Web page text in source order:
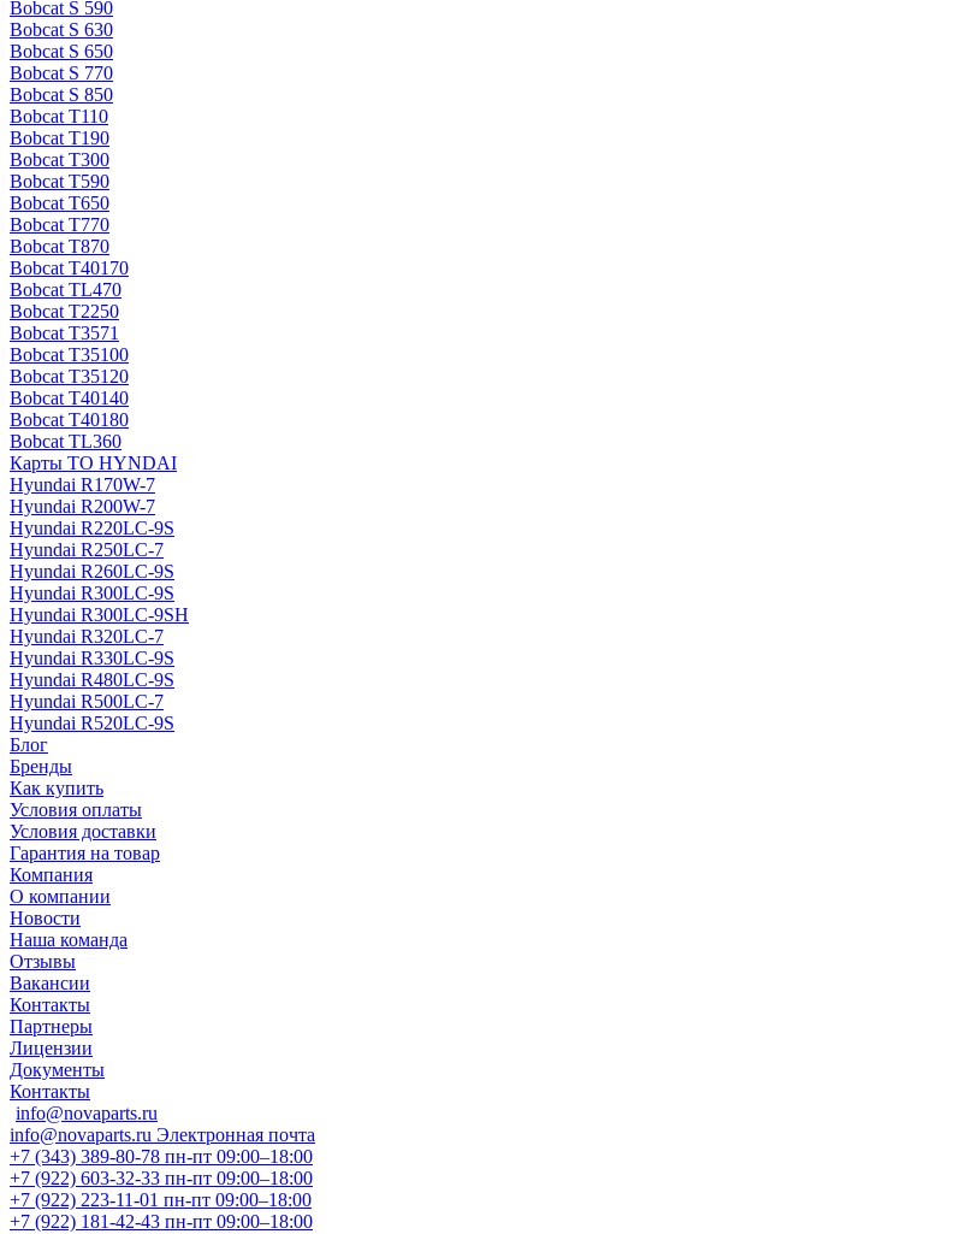
Bobcat S 590
Bobcat S 630
Bobcat S 650
Bobcat S 770
Bobcat S 850
Bobcat T110
Bobcat T190
Bobcat T300
Bobcat T590
Bobcat T650
Bobcat T770
Bobcat T870
Bobcat T40170
Bobcat TL470
Bobcat Т2250
Bobcat Т3571
Bobcat Т35100
Bobcat Т35120
Bobcat Т40140
Bobcat Т40180
Bobcat ТL360
Карты ТО HYNDAI
Hyundai R170W-7
Hyundai R200W-7
Hyundai R220LC-9S
Hyundai R250LC-7
Hyundai R260LC-9S
Hyundai R300LC-9S
Hyundai R300LC-9SH
Hyundai R320LC-7
Hyundai R330LC-9S
Hyundai R480LC-9S
Hyundai R500LC-7
Hyundai R520LC-9S
Блог
Бренды
Как купить
Условия оплаты
Условия доставки
Гарантия на товар
Компания
О компании
Новости
Наша команда
Отзывы
Вакансии
Контакты
Партнеры
Лицензии
Документы
Контакты
info@novaparts.ru
info@novaparts.ru Электронная почта
+7 (343) 389-80-78 пн-пт 09:00–18:00
+7 (922) 603-32-33 пн-пт 09:00–18:00
+7 (922) 223-11-01 пн-пт 09:00–18:00
+7 (922) 181-42-43 пн-пт 09:00–18:00